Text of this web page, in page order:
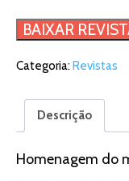
BAIXAR
Categoria:Revistas
Descrição
Homenagem do